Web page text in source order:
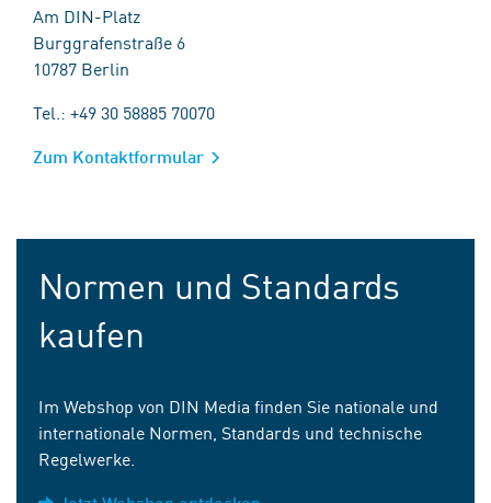
Am DIN-Platz
Burggrafenstraße 6
10787 Berlin
Tel.: +49 30 58885 70070
Zum Kontaktformular
Normen und Standards
kaufen
Im Webshop von DIN Media finden Sie nationale und
internationale Normen, Standards und technische
Regelwerke.